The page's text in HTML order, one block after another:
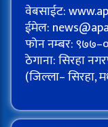
वेबसाईट:
ईमेल:
फोन नम्बर:
ठेगाना: सिरहा
(जिल्ला– सिरहा,